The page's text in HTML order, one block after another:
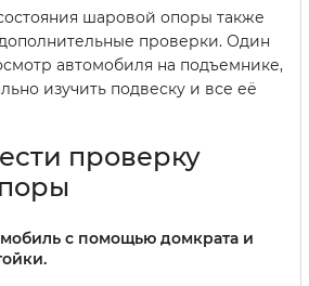
шаровой опоры также
проверки. Один
автомобиля на подъемнике,
изучить подвеску и все её
проверку
с помощью домкрата и